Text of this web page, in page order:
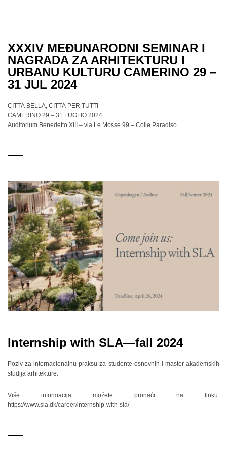
XXXIV MEĐUNARODNI SEMINAR I
NAGRADA ZA ARHITEKTURU I
URBANU KULTURU CAMERINO 29 –
31 JUL 2024
CITTÀ BELLA, CITTÀ PER TUTTI
CAMERINO 29 – 31 LUGLIO 2024
Auditorium Benedetto XIII – via Le Mosse 99 – Colle Paradiso
Internship with SLA—fall 2024
Poziv za internacionalnu praksu za studente osnovnih i master akademskih
studija arhitekture.
Više informacija možete pronaći na linku:
https://www.sla.dk/career/internship-with-sla/